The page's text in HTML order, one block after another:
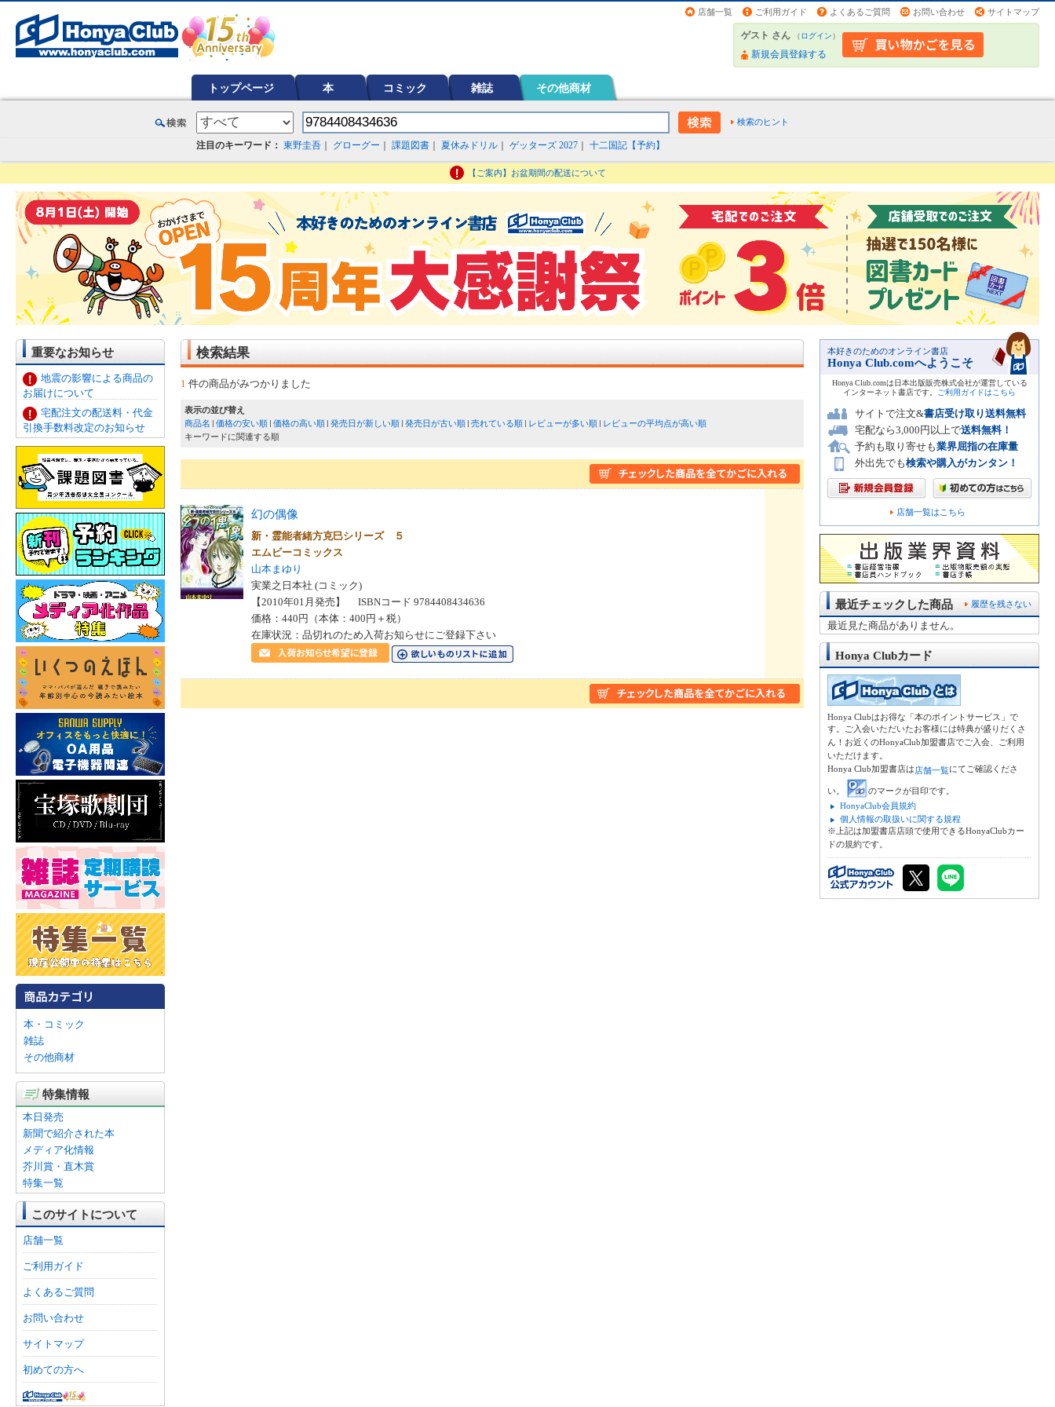
店舗一覧 ご利用ガイド よくあるご質問 お問い合わせ サイトマップ
ゲスト さん （ログイン）
新規会員登録する
トップページ 本 コミック 雑誌 その他商材
検索のヒント
注目のキーワード： 東野圭吾 グローグー 課題図書 夏休みドリル ゲッターズ 2027 十二国記【予約】
【ご案内】お盆期間の配送について
重要なお知らせ
地震の影響による商品の
お届けについて
宅配注文の配送料・代金
引換手数料改定のお知らせ
本・コミック
雑誌
その他商材
特集情報
本日発売
新聞で紹介された本
メディア化情報
芥川賞・直木賞
特集一覧
このサイトについて
店舗一覧
ご利用ガイド
よくあるご質問
お問い合わせ
サイトマップ
初めての方へ
検索結果
1 件の商品がみつかりました
表示の並び替え
商品名
価格の安い順 価格の高い順 発売日が新しい順 発売日が古い順 売れている順 レビューが多い順
レビューの平均点が高い順
キーワードに関連する順
幻の偶像
新・霊能者緒方克巳シリーズ ５
エムビーコミックス
山本まゆり
実業之日本社 (コミック)
【2010年01月発売】 ISBNコード 9784408434636
価格：440円（本体：400円＋税）
在庫状況：品切れのため入荷お知らせにご登録下さい
本好きのためのオンライン書店
Honya Club.comへようこそ
Honya Club.comは日本出版販売株式会社が運営している
インターネット書店です。
ご利用ガイドはこちら
サイトで注文&書店受け取り送料無料
宅配なら3,000円以上で送料無料！
予約も取り寄せも業界屈指の在庫量
外出先でも検索や購入がカンタン！
店舗一覧はこちら
履歴を残さない
最近チェックした商品
最近見た商品がありません。
Honya Clubカード
Honya Clubはお得な「本のポイントサービス」で
す。ご入会いただいたお客様には特典が盛りだくさ
ん！お近くのHonyaClub加盟書店でご入会、ご利用
いただけます。
Honya Club加盟書店は店舗一覧にてご確認くださ
い。
のマークが目印です。
HonyaClub会員規約
個人情報の取扱いに関する規程
※上記は加盟書店店頭で使用できるHonyaClubカー
ドの規約です。